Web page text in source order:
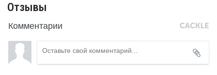
Отзывы
Комментарии